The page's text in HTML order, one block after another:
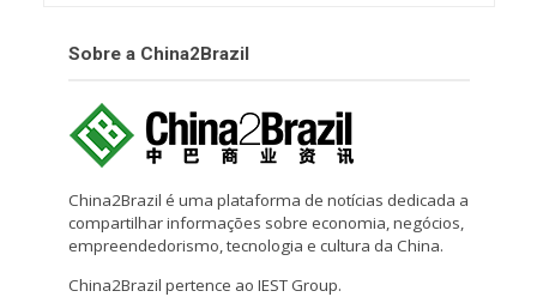
Sobre a China2Brazil
China2Brazil é uma plataforma de notícias dedicada a
compartilhar informações sobre economia, negócios,
empreendedorismo, tecnologia e cultura da China.
China2Brazil pertence ao IEST Group.